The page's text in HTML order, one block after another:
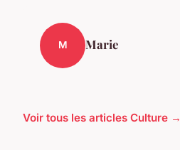
M Marie
Voir tous les articles Culture →